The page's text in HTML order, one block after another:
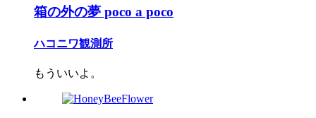
箱の外の夢 poco a poco
ハコニワ観測所
もういいよ。